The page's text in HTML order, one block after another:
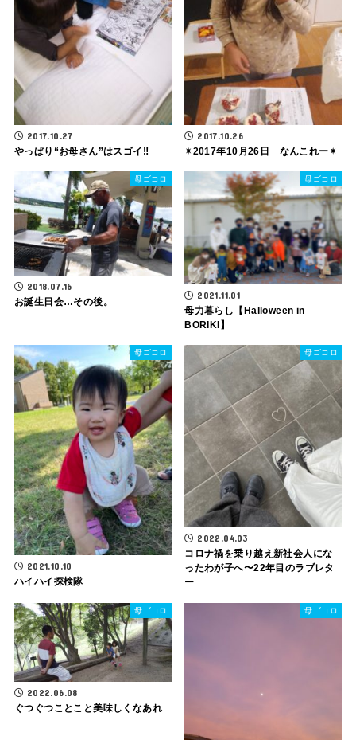
2017.10.27
やっぱり“お母さん”はスゴイ‼
2017.10.26
✴2017年10月26日 なんこれー✴
母ゴコロ
2018.07.16
お誕生日会…その後。
母ゴコロ
2021.11.01
母力暮らし【Halloween in
BORIKI】
母ゴコロ
2021.10.10
ハイハイ探検隊
母ゴコロ
2022.04.03
コロナ禍を乗り越え新社会人にな
ったわが子へ〜22年目のラブレタ
ー
母ゴコロ
2022.06.08
ぐつぐつことこと美味しくなあれ
母ゴコロ